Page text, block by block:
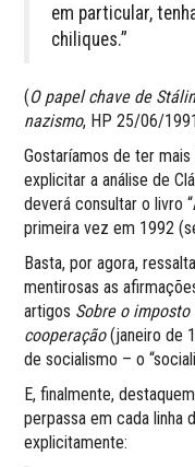
em particular,
chiliques.”
(O papel chave de
nazismo, HP 25/06/
Gostaríamos de ter
explicitar a análise de
deverá consultar o livro “
primeira vez em 1992
Basta, por agora,
mentirosas as
artigos Sobre o
cooperação(janeiro de
de socialismo – o
E, finalmente,
perpassa em cada linha
explicitamente: